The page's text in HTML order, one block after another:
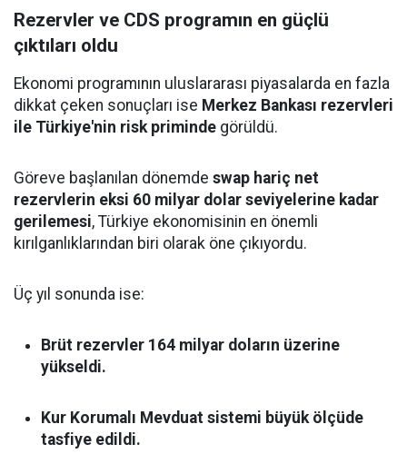
Rezervler ve CDS programın en güçlü
çıktıları oldu
Ekonomi programının uluslararası piyasalarda en fazla
dikkat çeken sonuçları ise Merkez Bankası rezervleri
ile Türkiye'nin risk priminde görüldü.
Göreve başlanılan dönemde swap hariç net
rezervlerin eksi 60 milyar dolar seviyelerine kadar
gerilemesi, Türkiye ekonomisinin en önemli
kırılganlıklarından biri olarak öne çıkıyordu.
Üç yıl sonunda ise:
Brüt rezervler 164 milyar doların üzerine
yükseldi.
Kur Korumalı Mevduat sistemi büyük ölçüde
tasfiye edildi.